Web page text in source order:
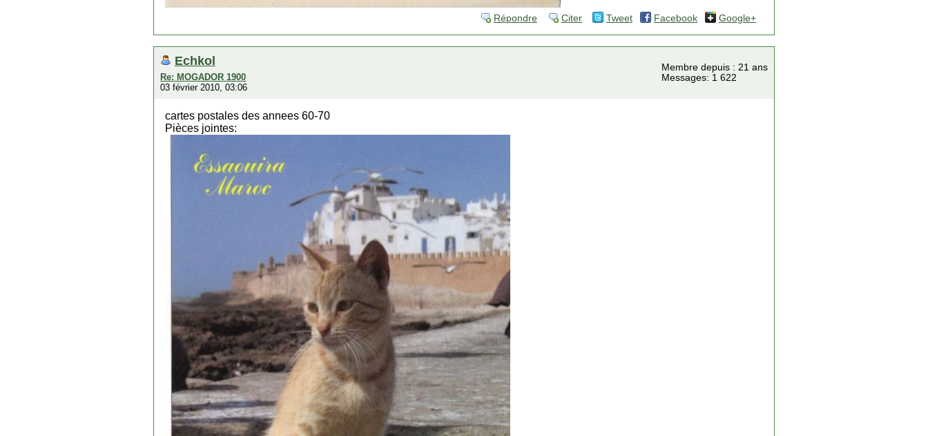
Répondre Citer Tweet Facebook Google+
Echkol
Re: MOGADOR 1900
03 février 2010, 03:06
Membre depuis : 21 ans
Messages: 1 622
cartes postales des annees 60-70
Pièces jointes: